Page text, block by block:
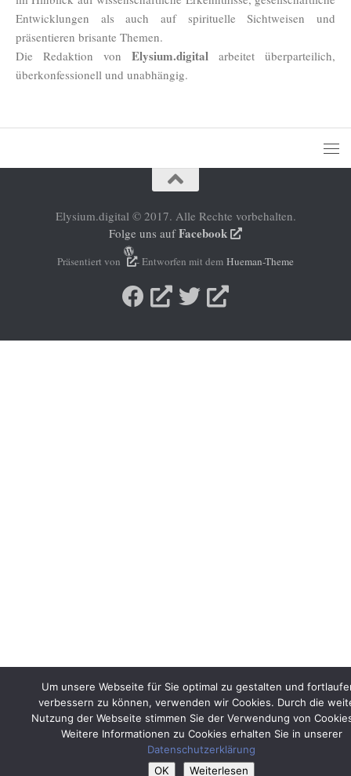
Entwicklungen als auch auf spirituelle Sichtweisen und
präsentieren brisante Themen.
Die Redaktion von Elysium.digital arbeitet überparteilich,
überkonfessionell und unabhängig.
Elysium.digital © 2017. Alle Rechte vorbehalten.
Folge uns aufFacebook
Präsentiert von - Entworfen mit demHueman-Theme
Um unsere Webseite für Sie optimal zu gestalten und
verbessern zu können, verwenden wir Cookies. Durch die
Nutzung der Webseite stimmen Sie der Verwendung von
Weitere Informationen zu Cookies erhalten Sie in unserer
Datenschutzerklärung
OK
Weiterlesen